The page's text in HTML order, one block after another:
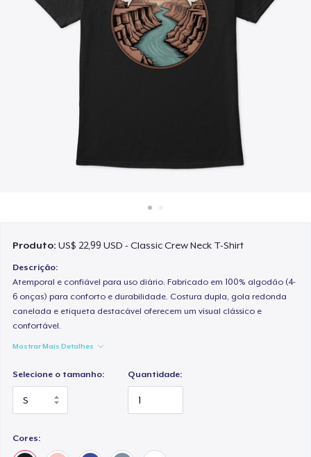
Venda em todo lugar
Venda qualquer coisa
Produto:US$ 22,99 USD - Classic Crew Neck T-Shirt
Descrição:
Atemporal e confiável para uso diário. Fabricado em 100% algodão (4-
6 onças) para conforto e durabilidade. Costura dupla, gola redonda
canelada e etiqueta destacável oferecem um visual clássico e
confortável.
Mostrar Mais Detalhes
Selecione o tamanho: Quantidade:
Cores: